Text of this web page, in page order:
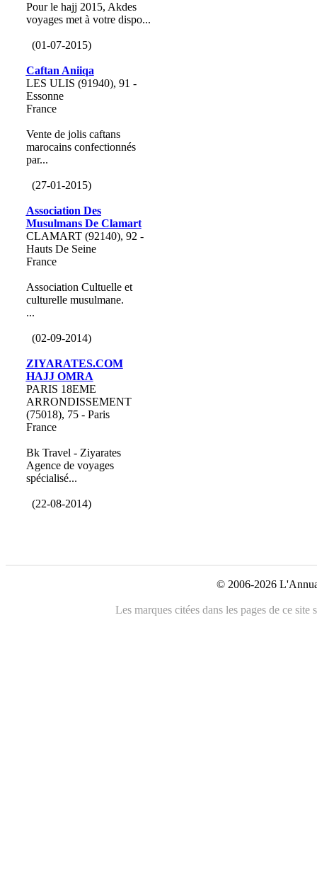
Pour le hajj 2015, Akdes
voyages met à votre dispo...
(01-07-2015)
Caftan Aniiqa
LES ULIS (91940), 91 -
Essonne
France
Vente de jolis caftans
marocains confectionnés
par...
(27-01-2015)
Association Des
Musulmans De Clamart
CLAMART (92140), 92 -
Hauts De Seine
France
Association Cultuelle et
culturelle musulmane.
...
(02-09-2014)
ZIYARATES.COM
HAJJ OMRA
PARIS 18EME
ARRONDISSEMENT
(75018), 75 - Paris
France
Bk Travel - Ziyarates
Agence de voyages
spécialisé...
(22-08-2014)
© 2006-2026
Les marques citées dans les pages de ce